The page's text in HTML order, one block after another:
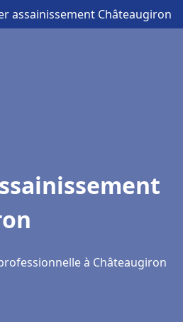
assainissement Châteaugiron
à Châteaugiron